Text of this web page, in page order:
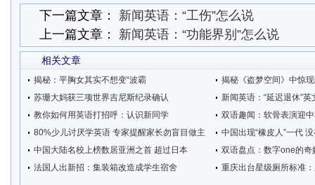
下一篇文章： 新闻英语：“工伤”怎么说
上一篇文章： 新闻英语：“功能界别”怎么说
相关文章
揭秘：平胸女其实不想变“波霸
揭秘《盗梦空间》中惊
苏珊大妈获三项世界吉尼斯纪录确认
新闻英语：“延迟退休”英
教你如何用英语打招呼：认识新同学
双语趣闻：软骨表演迎
80%少儿讨厌学英语 专家提醒家长勿盲目做主
中国出现“橡皮人”一代
中国大陆名校上榜数居亚洲之首 超过日本
双语盘点：数字one的奇
法国人出新招：集装箱改造成学生宿舍
重庆出台星级厕所标准